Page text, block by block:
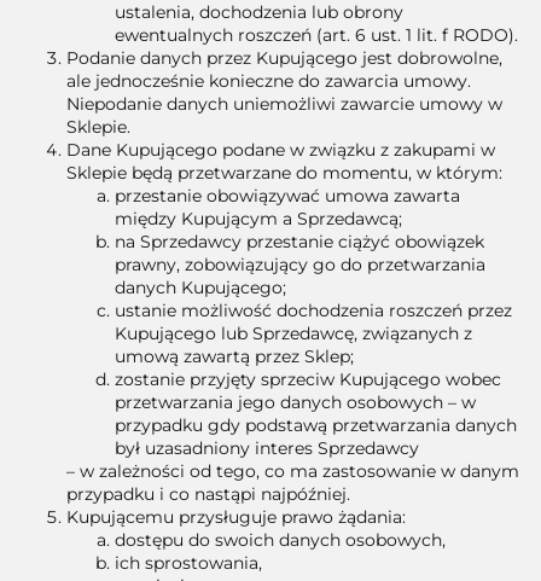
ustalenia, dochodzenia lub obrony
ewentualnych roszczeń (art. 6 ust. 1 lit. f RODO).
Podanie danych przez Kupującego jest dobrowolne,
ale jednocześnie konieczne do zawarcia umowy.
Niepodanie danych uniemożliwi zawarcie umowy w
Sklepie.
Dane Kupującego podane w związku z zakupami w
Sklepie będą przetwarzane do momentu, w którym:
przestanie obowiązywać umowa zawarta
między Kupującym a Sprzedawcą;
na Sprzedawcy przestanie ciążyć obowiązek
prawny, zobowiązujący go do przetwarzania
danych Kupującego;
ustanie możliwość dochodzenia roszczeń przez
Kupującego lub Sprzedawcę, związanych z
umową zawartą przez Sklep;
zostanie przyjęty sprzeciw Kupującego wobec
przetwarzania jego danych osobowych – w
przypadku gdy podstawą przetwarzania danych
był uzasadniony interes Sprzedawcy
– w zależności od tego, co ma zastosowanie w danym
przypadku i co nastąpi najpóźniej.
Kupującemu przysługuje prawo żądania:
dostępu do swoich danych osobowych,
ich sprostowania,